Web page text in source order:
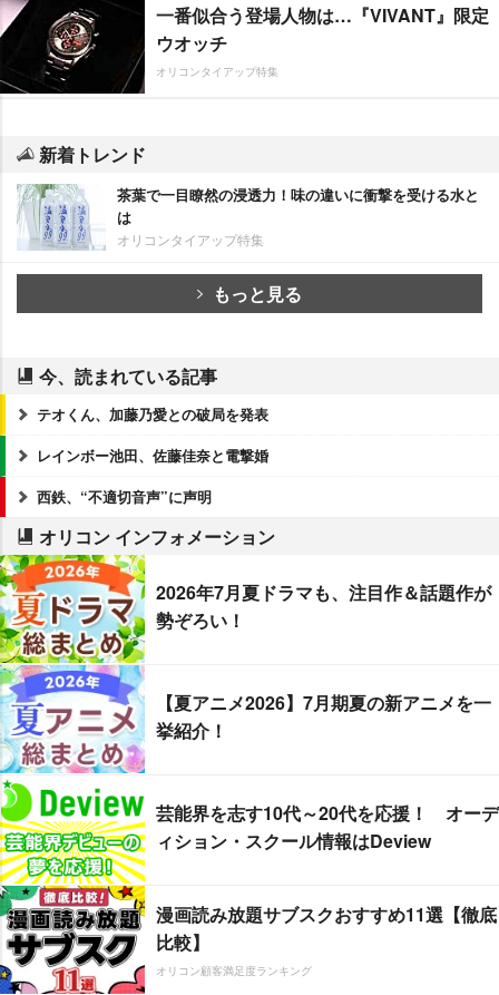
一番似合う登場人物は…『VIVANT』限定
ウオッチ
オリコンタイアップ特集
新着トレンド
茶葉で一目瞭然の浸透力！味の違いに衝撃を受ける水と
は
オリコンタイアップ特集
もっと見る
今、読まれている記事
テオくん、加藤乃愛との破局を発表
レインボー池田、佐藤佳奈と電撃婚
西鉄、“不適切音声”に声明
オリコン インフォメーション
2026年7月夏ドラマも、注目作＆話題作が
勢ぞろい！
【夏アニメ2026】7月期夏の新アニメを一
挙紹介！
芸能界を志す10代～20代を応援！ オーデ
ィション・スクール情報はDeview
漫画読み放題サブスクおすすめ11選【徹底
比較】
オリコン顧客満足度ランキング